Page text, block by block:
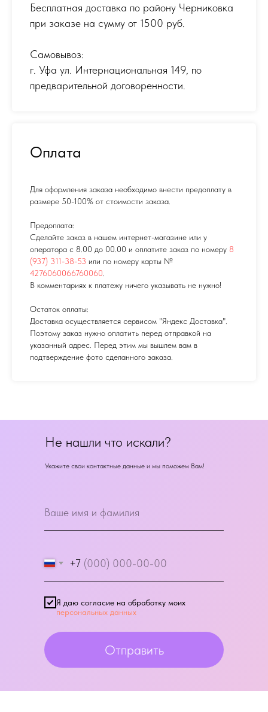
Бесплатная доставка по району Черниковка
при заказе на сумму от 1500 руб.
Самовывоз:
г. Уфа ул. Интернациональная 149, по
предварительной договоренности.
Оплата
Для оформления заказа необходимо внести предоплату в
размере 50-100% от стоимости заказа.
Предоплата:
Сделайте заказ в нашем интернет-магазине или у
оператора с 8.00 до 00.00 и оплатите заказ по номеру 8
(937) 311-38-53 или по номеру карты №
4276060066760060
В комментариях к платежу ничего указывать не нужно!
Остаток оплаты:
Доставка осуществляется сервисом "Яндекс Доставка".
Поэтому заказ нужно оплатить перед отправкой на
указанный адрес. Перед этим мы вышлем вам в
подтверждение фото сделанного заказа.
+7
Я даю согласие на обработку моих
персональных данных
Отправить
Не нашли что искали?
Укажите свои контактные данные и мы поможем Вам!